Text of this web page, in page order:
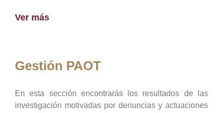
Ver más
Gestión PAOT
En esta sección encontrarás los resultados de las
investigación motivadas por denuncias y actuaciones